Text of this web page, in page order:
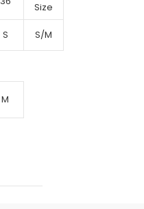
Size
S S/M
M